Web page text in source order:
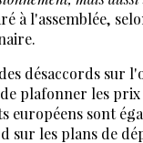
à l'assemblée,
désaccords sur
plafonner les prix
européens sont
sur les plans de